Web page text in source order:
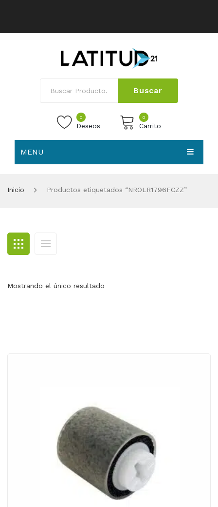
Buscar
0
Deseos
0
Carrito
MENU
BLOG
CONTACTO
Inicio Productos etiquetados “NROLR1796FCZZ”
Mostrando el único resultado